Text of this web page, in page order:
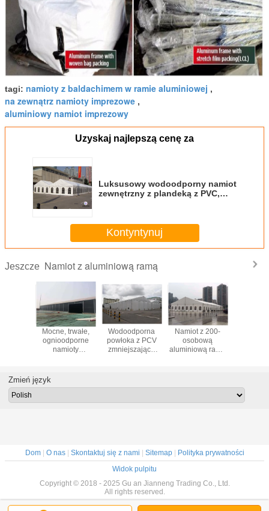
tagi: namioty z baldachimem w ramie aluminiowej ,
na zewnątrz namioty imprezowe ,
aluminiowy namiot imprezowy
Uzyskaj najlepszą cenę za
Luksusowy wodoodporny namiot
zewnętrzny z plandeką z PVC,
Kontyntynuj
Jeszcze Namiot z aluminiową ramą
o
Mocne, trwałe,
ognioodporne
namioty
przemysłowy z
czarną
Wodoodporna
powłoka z PCV
zmniejszająca
przechowywania
Namiot z 200-
osobową
aluminiową ramą
wydarzenie
na
Zmień język
Dom| O nas| Skontaktuj się z nami | Sitemap| Polityka prywatności
Widok pulpitu
Copyright © 2018 - 2025 Gu an Jianneng Trading Co., Ltd.
All rights reserved.